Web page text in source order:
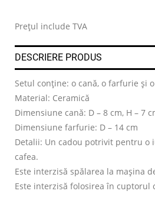
Prețul include TVA
DESCRIERE PRODUS
Setul conține: o cană, o farfurie și
Material: Ceramică
Dimensiune cană: D – 8 cm, H – 7
Dimensiune farfurie: D – 14 cm
Detalii: Un cadou potrivit pentru o
cafea.
Este interzisă spălarea la mașina
Este interzisă folosirea în cuptorul